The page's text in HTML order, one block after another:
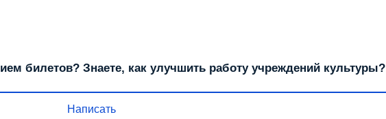
билетов? Знаете, как улучшить работу учреждений культуры?
Написать